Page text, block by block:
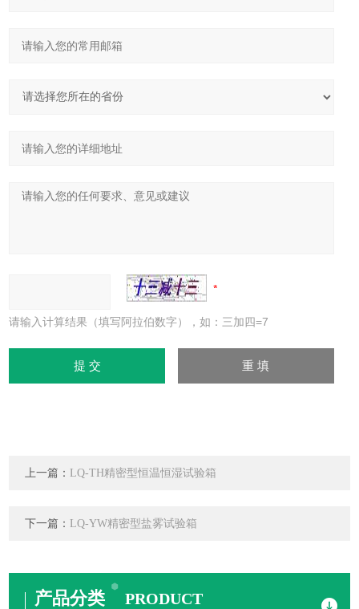
请输入计算结果（填写阿拉伯数字），如：三加四=7
上一篇： LQ-TH精密型恒温恒湿试验箱
下一篇： LQ-YW精密型盐雾试验箱
产品分类 PRODUCT